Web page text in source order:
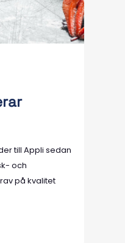
till Appli sedan
och
på kvalitet